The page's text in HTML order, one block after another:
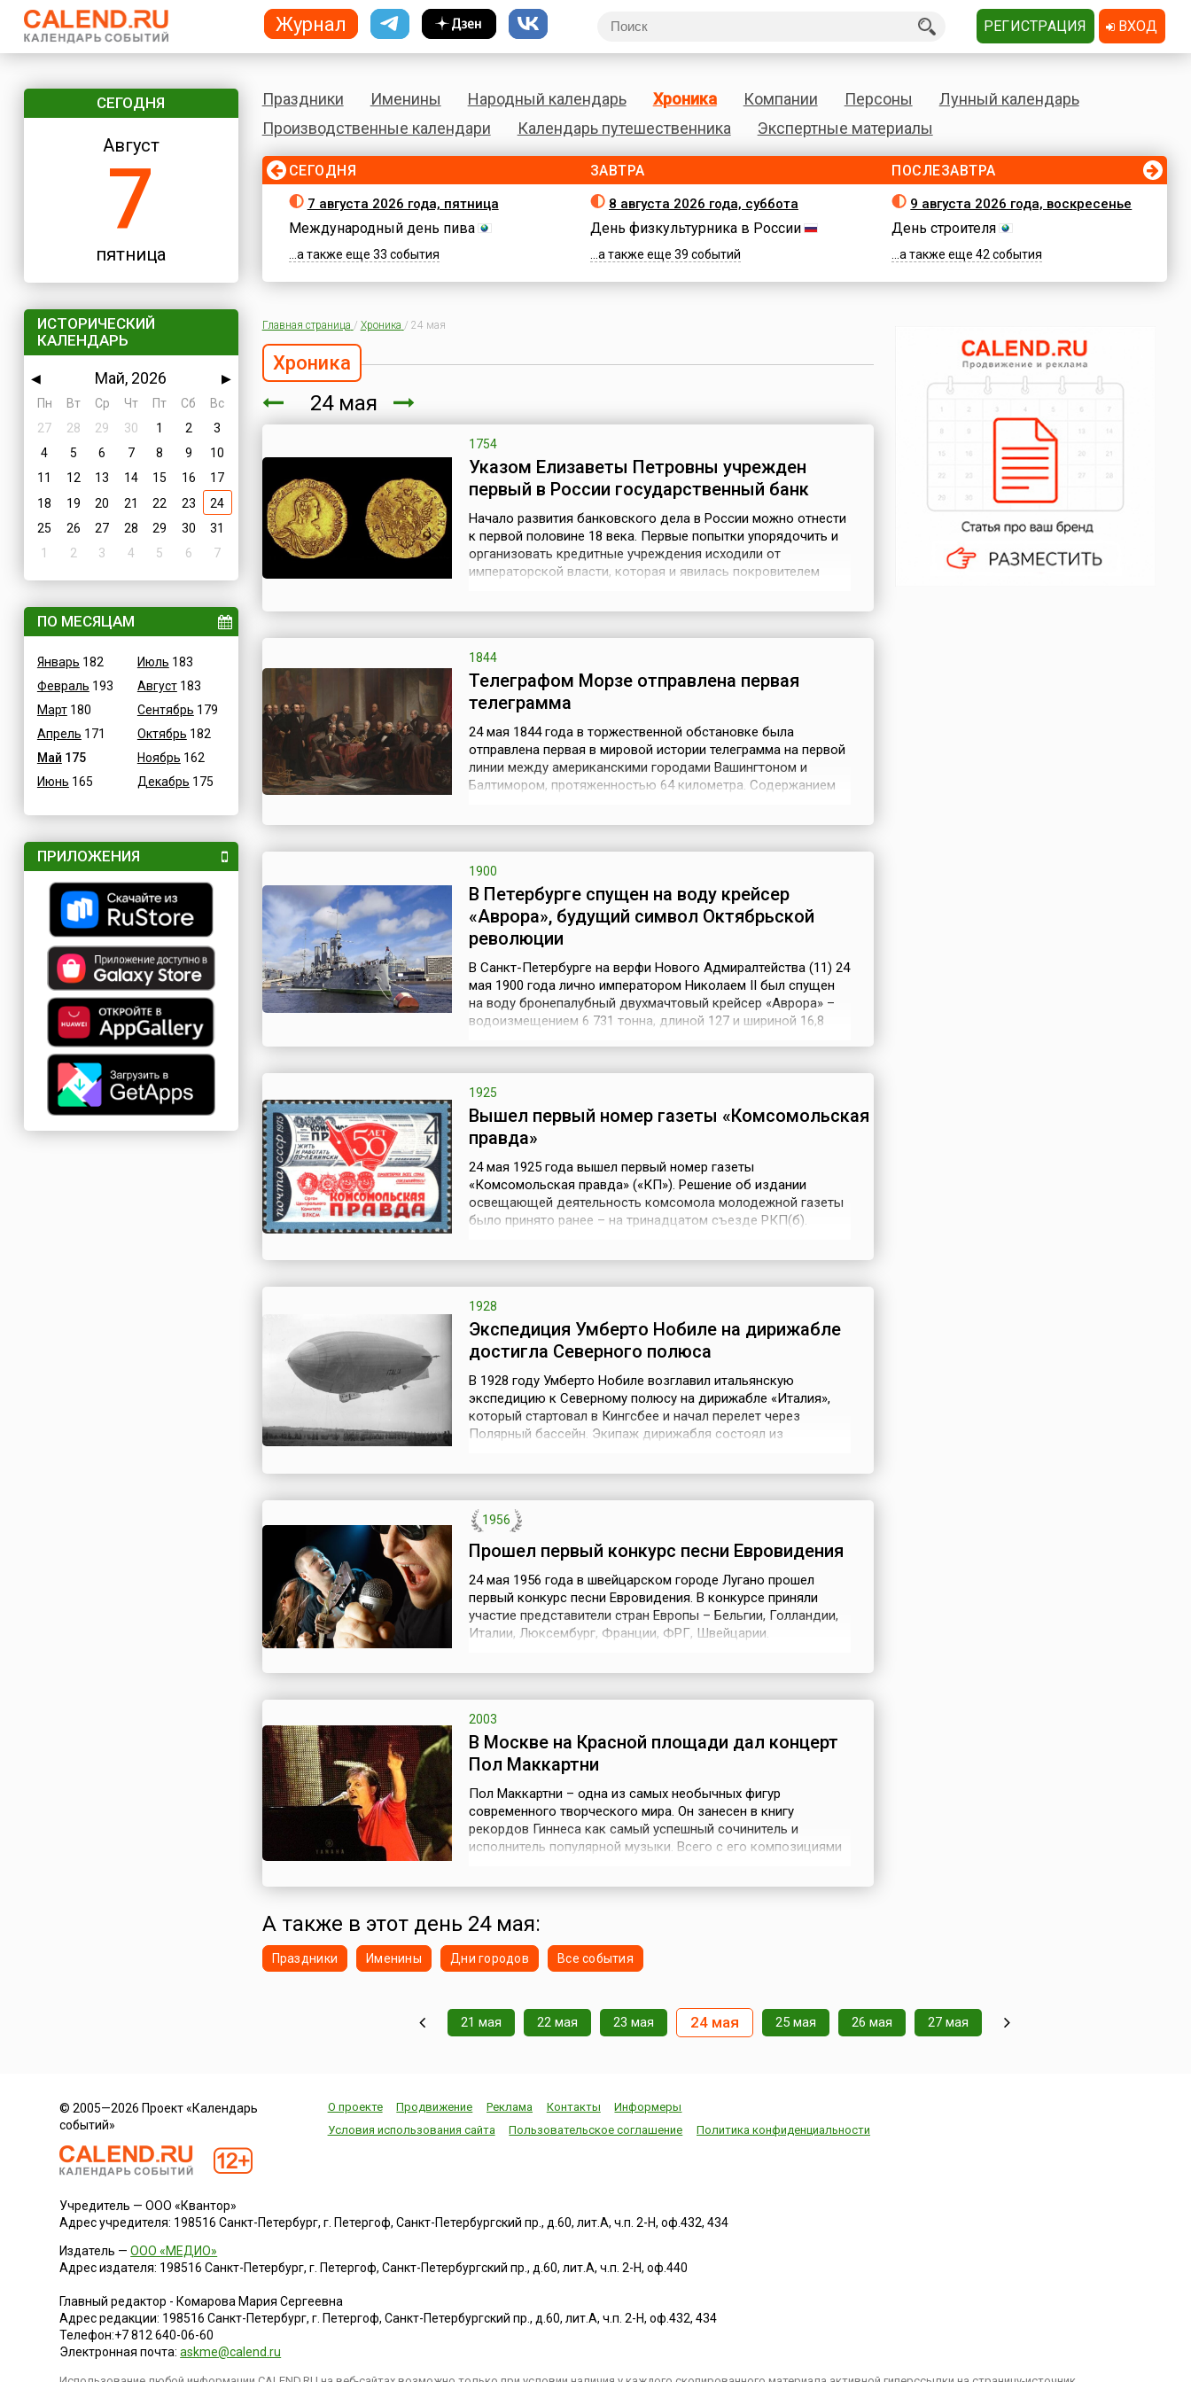
СЕГОДНЯ
Август
7
пятница
ИСТОРИЧЕСКИЙ
КАЛЕНДАРЬ
◀ Май, 2026
▶
Пн
Вт Ср Чт Пт Сб
Вс
27
28 29 30 1 2
3
4
5 6 7 8 9
10
11
12 13 14 15 16
17
18
19 20 21 22 23
24
25
26 27 28 29 30
31
1
2 3 4 5 6 7
ПО МЕСЯЦАМ
Январь 182
Февраль 193
Март180
Апрель 171
Май 175
Июнь 165
Июль 183
Август183
Сентябрь 179
Октябрь 182
Ноябрь 162
Декабрь 175
ПРИЛОЖЕНИЯ
Праздники Именины Народный календарь Хроника Компании Персоны
Лунный календарь
Производственные календари
Календарь путешественника Экспертные материалы
СЕГОДНЯ
7 августа 2026 года, пятница
Международный день пива
...а также еще 33 события
ЗАВТРА
8 августа 2026 года, суббота
День физкультурника в России
...а также еще 39 событий
ПОСЛЕЗАВТРА
9 августа 2026 года, воскресенье
День строителя
...а также еще 42 события
Главная страница / Хроника / 24 мая
Хроника
24 мая
1754
Указом Елизаветы Петровны учрежден
первый в России государственный банк
Начало развития банковского дела в России можно отнести
к первой половине 18 века. Первые попытки упорядочить и
организовать кредитные учреждения исходили от
императорской власти, которая и явилась покровителем
которая выдавала ссуды...
1844
Телеграфом Морзе отправлена первая
телеграмма
24 мая 1844 года в торжественной обстановке была
отправлена первая в мировой истории телеграмма на первой
линии между американскими городами Вашингтоном и
Балтимором, протяженностью 64 километра. Содержанием
между европейским континентом и ...
1900
В Петербурге спущен на воду крейсер
«Аврора», будущий символ Октябрьской
революции
В Санкт-Петербурге на верфи Нового Адмиралтейства (11) 24
мая 1900 года лично императором Николаем II был спущен
на воду бронепалубный двухмачтовый крейсер «Аврора» –
водоизмещением 6 731 тонна, длиной 127 и шириной 16,8
пушками. Крейсер свое имя получил от 44-пушечного
фрегата «Аврора», который в...
1925
Вышел первый номер газеты «Комсомольская
правда»
24 мая 1925 года вышел первый номер газеты
«Комсомольская правда» («КП»). Решение об издании
освещающей деятельность комсомола молодежной газеты
было принято ранее – на тринадцатом съезде РКП(б).
политический кругозор, научить подходить к своей
повседне...
1928
Экспедиция Умберто Нобиле на дирижабле
достигла Северного полюса
В 1928 году Умберто Нобиле возглавил итальянскую
экспедицию к Северному полюсу на дирижабле «Италия»,
который стартовал в Кингсбее и начал перелет через
Полярный бассейн. Экипаж дирижабля состоял из
Нобиле. Перед началом экспедици...
1956
Прошел первый конкурс песни Евровидения
24 мая 1956 года в швейцарском городе Лугано прошел
первый конкурс песни Евровидения. В конкурсе приняли
участие представители стран Европы – Бельгии, Голландии,
Италии, Люксембург, Франции, ФРГ, Швейцарии.
способствовала культурному сплоче...
2003
В Москве на Красной площади дал концерт
Пол Маккартни
Пол Маккартни – одна из самых необычных фигур
современного творческого мира. Он занесен в книгу
рекордов Гиннеса как самый успешный сочинитель и
исполнитель популярной музыки. Всего с его композициями
раз, исполняли ее 2200 человек....
А также в этот день 24 мая:
Праздники Именины Дни городов Все события
21 мая 22 мая 23 мая 24 мая 25 мая 26 мая 27 мая
© 2005—2026 Проект «Календарь
событий»
О проекте Продвижение Реклама Контакты
Информеры
Условия использования сайта
Пользовательское соглашение Политика конфиденциальности
Учредитель — ООО «Квантор»
Адрес учредителя: 198516 Санкт-Петербург, г. Петергоф, Санкт-Петербургский пр., д.60, лит.А, ч.п. 2-Н, оф.432, 434
Издатель —ООО «МЕДИО»
Адрес издателя: 198516 Санкт-Петербург, г. Петергоф, Санкт-Петербургский пр., д.60, лит.А, ч.п. 2-Н, оф.440
Главный редактор - Комарова Мария Сергеевна
Адрес редакции: 198516 Санкт-Петербург, г. Петергоф,Санкт-Петербургский пр., д.60, лит.А, ч.п. 2-Н, оф.432, 434
Телефон:+7 812 640-06-60
Электронная почта:askme@calend.ru
Журнал РЕГИСТРАЦИЯ ВХОД